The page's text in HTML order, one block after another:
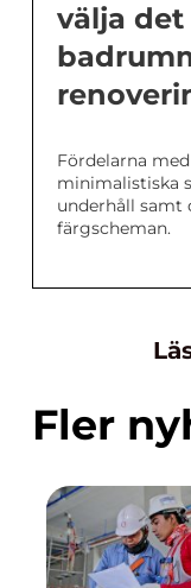
välja
Fördelarna
minimalistiska
underhåll samt
färgscheman.
Fler